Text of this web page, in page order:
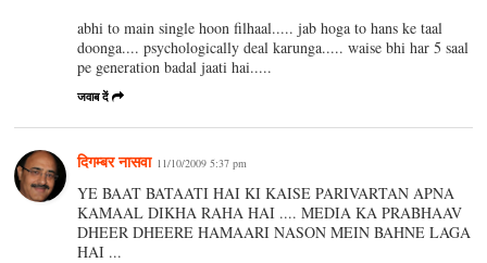
abhi to main single hoon filhaal..... jab hoga to hans ke taal
doonga.... psychologically deal karunga..... waise bhi har 5 saal
pe generation badal jaati hai.....
जवाब दें
दिगम्बर नासवा 11/10/2009 5:37 pm
YE BAAT BATAATI HAI KI KAISE PARIVARTAN APNA
KAMAAL DIKHA RAHA HAI .... MEDIA KA PRABHAAV
DHEER DHEERE HAMAARI NASON MEIN BAHNE LAGA
HAI ...